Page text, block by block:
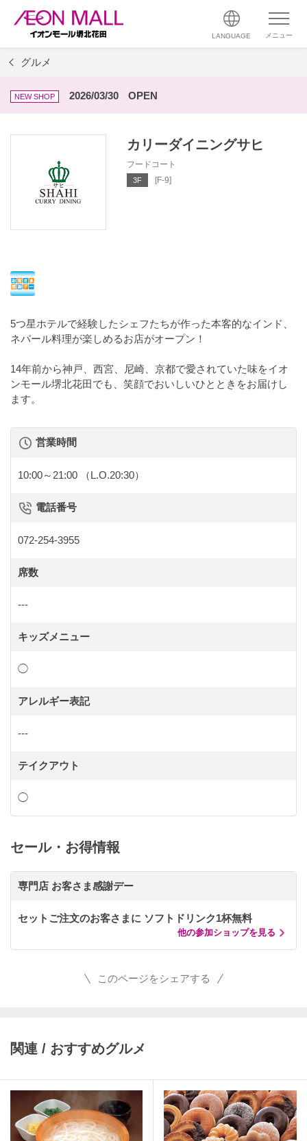
LANGUAGE メニュー
グルメ
NEW SHOP 2026/03/30 OPEN
カリーダイニングサヒ
フードコート
3F [F-9]
5つ星ホテルで経験したシェフたちが作った本客的なインド、
ネパール料理が楽しめるお店がオープン！
14年前から神戸、西宮、尼崎、京都で愛されていた味をイオ
ンモール堺北花田でも、笑顔でおいしいひとときをお届けし
ます。
営業時間
10:00～21:00 （L.O.20:30）
電話番号
072-254-3955
席数
---
キッズメニュー
◯
アレルギー表記
---
テイクアウト
◯
セール・お得情報
専門店 お客さま感謝デー
セットご注文のお客さまに ソフトドリンク1杯無料
他の参加ショップを見る
このページをシェアする
関連 / おすすめグルメ